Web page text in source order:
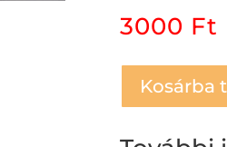
3000 Ft
Kosárba